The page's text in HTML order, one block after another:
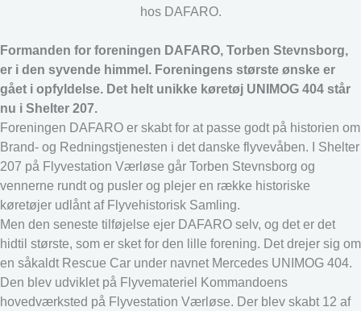
hos DAFARO.
Formanden for foreningen DAFARO, Torben Stevnsborg,
er i den syvende himmel. Foreningens største ønske er
gået i opfyldelse. Det helt unikke køretøj UNIMOG 404 står
nu i Shelter 207.
Foreningen DAFARO er skabt for at passe godt på historien om
Brand- og Redningstjenesten i det danske flyvevåben. I Shelter
207 på Flyvestation Værløse går Torben Stevnsborg og
vennerne rundt og pusler og plejer en række historiske
køretøjer udlånt af Flyvehistorisk Samling.
Men den seneste tilføjelse ejer DAFARO selv, og det er det
hidtil største, som er sket for den lille forening. Det drejer sig om
en såkaldt Rescue Car under navnet Mercedes UNIMOG 404.
Den blev udviklet på Flyvemateriel Kommandoens
hovedværksted på Flyvestation Værløse. Der blev skabt 12 af